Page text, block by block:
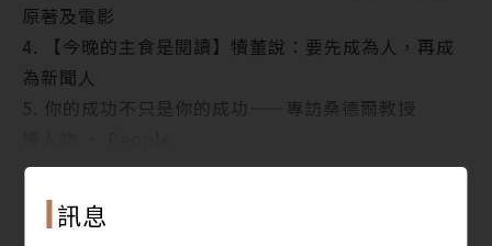
訊息
原著及電影
4. 【今晚的主食是閱讀】犢董說：要先成為人，再成
為新聞人
5. 你的成功不只是你的成功——專訪桑德爾教授
1. 閱讀帶你走向魔幻遠方，而旅人感官永遠新鮮，生
活得有滋有味——專訪四月店長江淑琳
犢焦點 ‧ Focus